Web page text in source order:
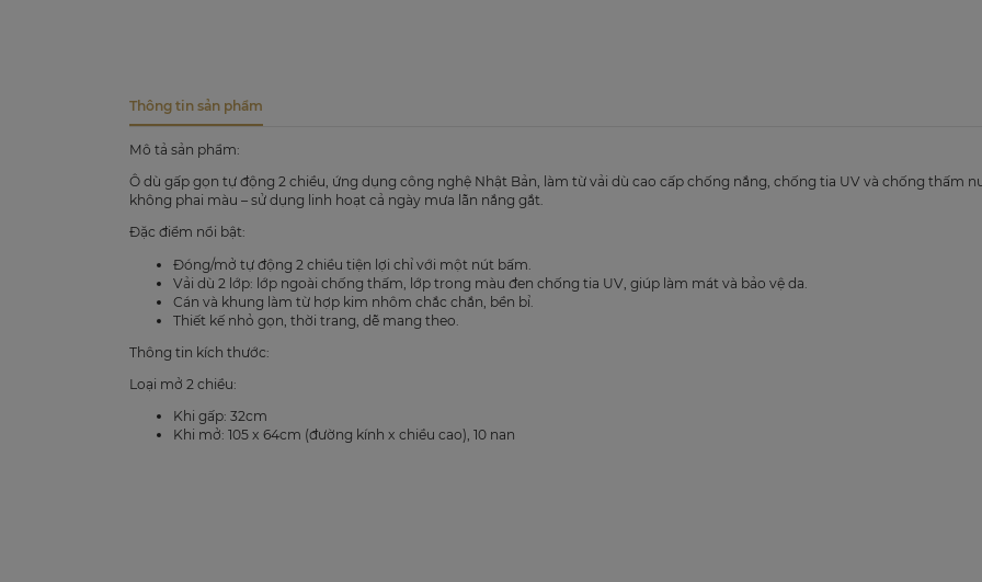
Thông tin sản phẩm
Mô tả sản phẩm:
Ô dù gấp gọn tự động 2 chiều, ứng dụng công nghệ Nhật Bản, làm từ vải dù cao cấp chống nắng, chống tia UV và chống thấm
không phai màu – sử dụng linh hoạt cả ngày mưa lẫn nắng gắt.
Đặc điểm nổi bật:
Đóng/mở tự động 2 chiều tiện lợi chỉ với một nút bấm.
Vải dù 2 lớp: lớp ngoài chống thấm, lớp trong màu đen chống tia UV, giúp làm mát và bảo vệ da.
Cán và khung làm từ hợp kim nhôm chắc chắn, bền bỉ.
Thiết kế nhỏ gọn, thời trang, dễ mang theo.
Thông tin kích thước:
Loại mở 2 chiều:
Khi gấp: 32cm
Khi mở: 105 x 64cm (đường kính x chiều cao), 10 nan